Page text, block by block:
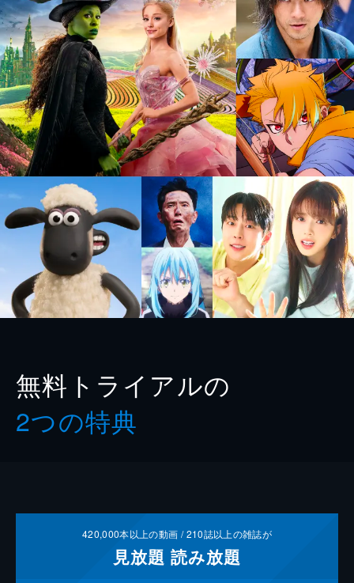
無料トライアルの
2つの特典
420,000本以上の動画 /210誌以上の雑誌が
見放題 読み放題